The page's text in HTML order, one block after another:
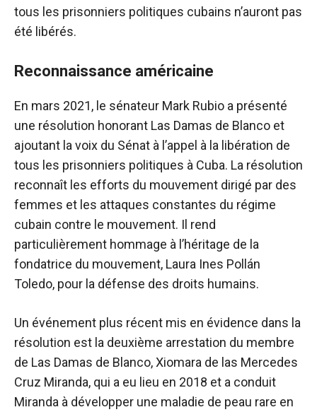
tous les prisonniers politiques cubains n’auront pas
été libérés.
Reconnaissance américaine
En mars 2021, le sénateur Mark Rubio a présenté
une résolution honorant Las Damas de Blanco et
ajoutant la voix du Sénat à l’appel à la libération de
tous les prisonniers politiques à Cuba. La résolution
reconnaît les efforts du mouvement dirigé par des
femmes et les attaques constantes du régime
cubain contre le mouvement. Il rend
particulièrement hommage à l’héritage de la
fondatrice du mouvement, Laura Ines Pollán
Toledo, pour la défense des droits humains.
Un événement plus récent mis en évidence dans la
résolution est la deuxième arrestation du membre
de Las Damas de Blanco, Xiomara de las Mercedes
Cruz Miranda, qui a eu lieu en 2018 et a conduit
Miranda à développer une maladie de peau rare en